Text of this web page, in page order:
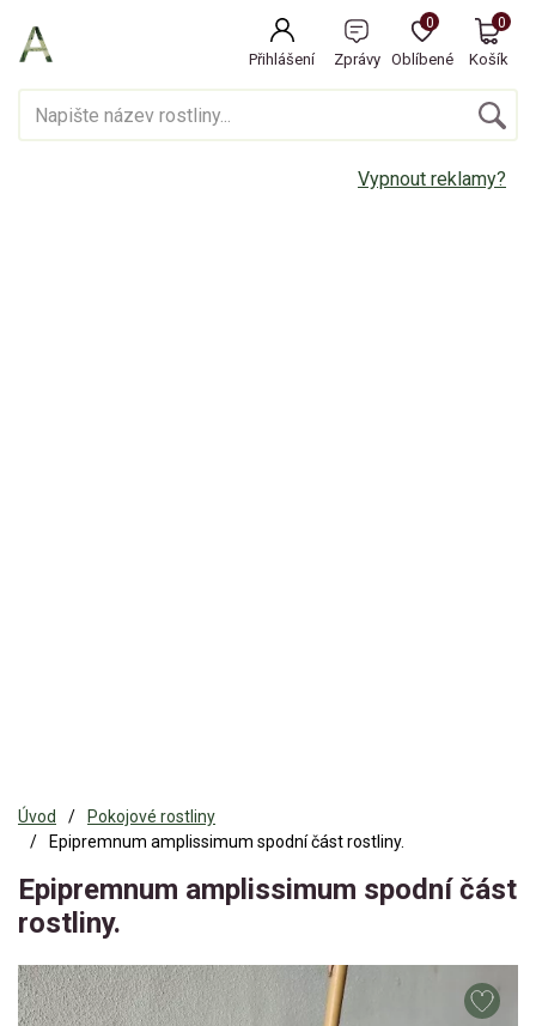
Přihlášení Zprávy Oblíbené
0
Košík
0
Vypnout reklamy?
Úvod
Pokojové rostliny
Epipremnum amplissimum spodní část rostliny.
Epipremnum amplissimum spodní část
rostliny.